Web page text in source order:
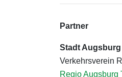
Partner
Stadt Augsburg
Verkehrsverein
Regio Augsburg